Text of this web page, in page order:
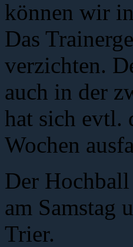
können wir
Das
verzichten.
auch in der
hat sich evtl.
Wochen
Der
am Samstag
Trier.